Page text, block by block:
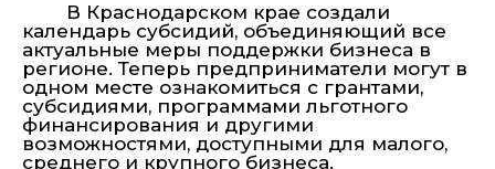
В Краснодарском крае создали
календарь субсидий, объединяющий все
актуальные меры поддержки бизнеса в
регионе. Теперь предприниматели могут в
одном месте ознакомиться с грантами,
субсидиями, программами льготного
финансирования и другими
возможностями, доступными для малого,
среднего и крупного бизнеса.